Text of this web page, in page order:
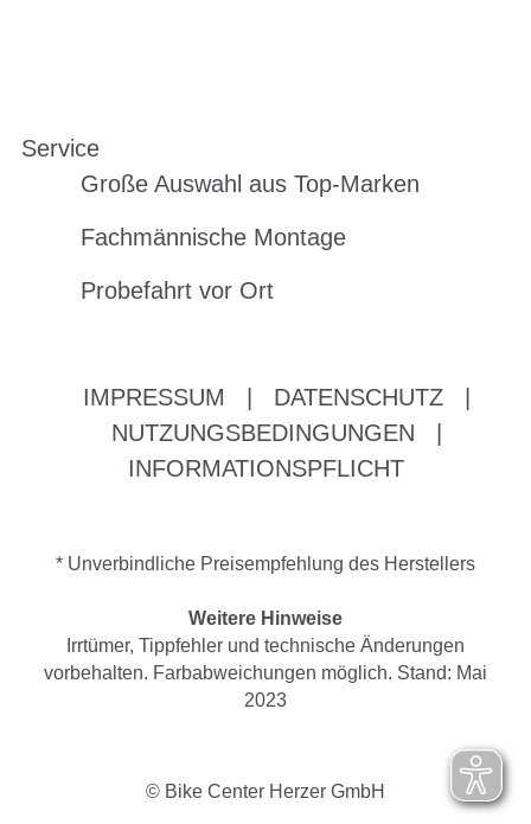
Service
Große Auswahl aus Top-Marken
Fachmännische Montage
Probefahrt vor Ort
IMPRESSUM DATENSCHUTZ
NUTZUNGSBEDINGUNGEN
INFORMATIONSPFLICHT
* Unverbindliche Preisempfehlung des Herstellers
Weitere Hinweise
Irrtümer, Tippfehler und technische Änderungen
vorbehalten. Farbabweichungen möglich. Stand: Mai
2023
© Bike Center Herzer GmbH